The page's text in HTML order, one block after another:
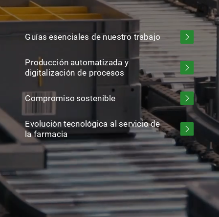
Guías esenciales de nuestro trabajo
Producción automatizada y
digitalización de procesos
Compromiso sostenible
Evolución tecnológica al servicio de
la farmacia